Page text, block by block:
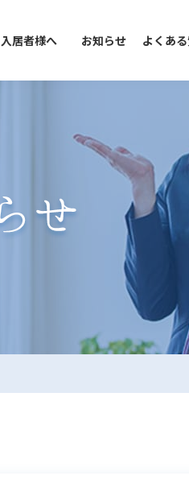
入居者様へ お知らせ よくあ